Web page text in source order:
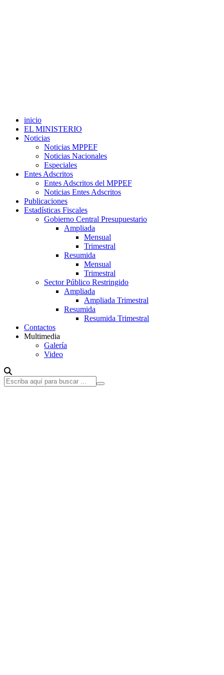
inicio
EL MINISTERIO
Noticias
Noticias MPPEF
Noticias Nacionales
Especiales
Entes Adscritos
Entes Adscritos del MPPEF
Noticias Entes Adscritos
Publicaciones
Estadísticas Fiscales
Gobierno Central Presupuestario
Ampliada
Mensual
Trimestral
Resumida
Mensual
Trimestral
Sector Público Restringido
Ampliada
Ampliada Trimestral
Resumida
Resumida Trimestral
Contactos
Multimedia
Galería
Video